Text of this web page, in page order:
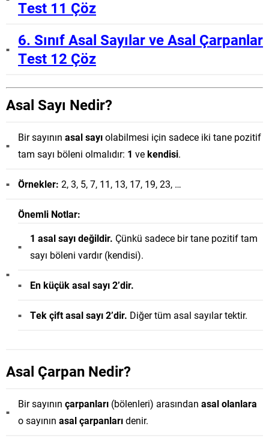
Test 11 Çöz
6. Sınıf Asal Sayılar ve Asal Çarpanlar
Test 12 Çöz
Asal Sayı Nedir?
Bir sayının asal sayıolabilmesi için sadece iki tane pozitif
tam sayı böleni olmalıdır: 1 vekendisi.
Örnekler: 2, 3, 5, 7, 11, 13, 17, 19, 23, …
Önemli Notlar:
1 asal sayı değildir. Çünkü sadece bir tane pozitif tam
sayı böleni vardır (kendisi).
En küçük asal sayı 2’dir.
Tek çift asal sayı 2’dir. Diğer tüm asal sayılar tektir.
Asal Çarpan Nedir?
Bir sayının çarpanları (bölenleri) arasından asal olanlara
o sayının asal çarpanlarıdenir.